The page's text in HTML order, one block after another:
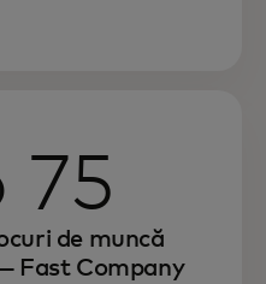
75
de muncă
Fast Company